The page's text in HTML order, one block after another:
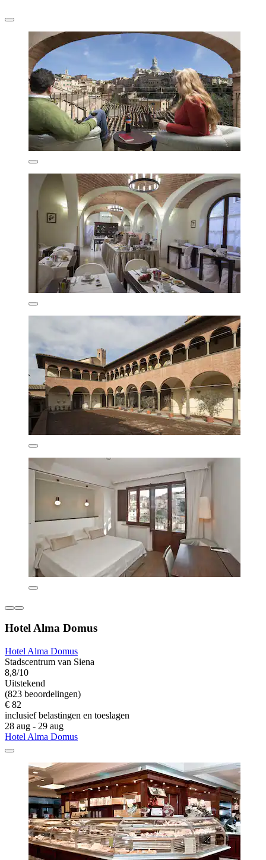
Hotel Alma Domus
Hotel Alma Domus
Stadscentrum van Siena
8,8/10
Uitstekend
(823 beoordelingen)
€ 82
inclusief belastingen en toeslagen
28 aug - 29 aug
Hotel Alma Domus